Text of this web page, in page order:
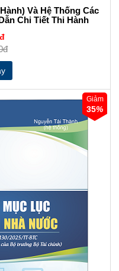
Và Hệ Thống Các
Chi Tiết Thi Hành
Giảm
35%